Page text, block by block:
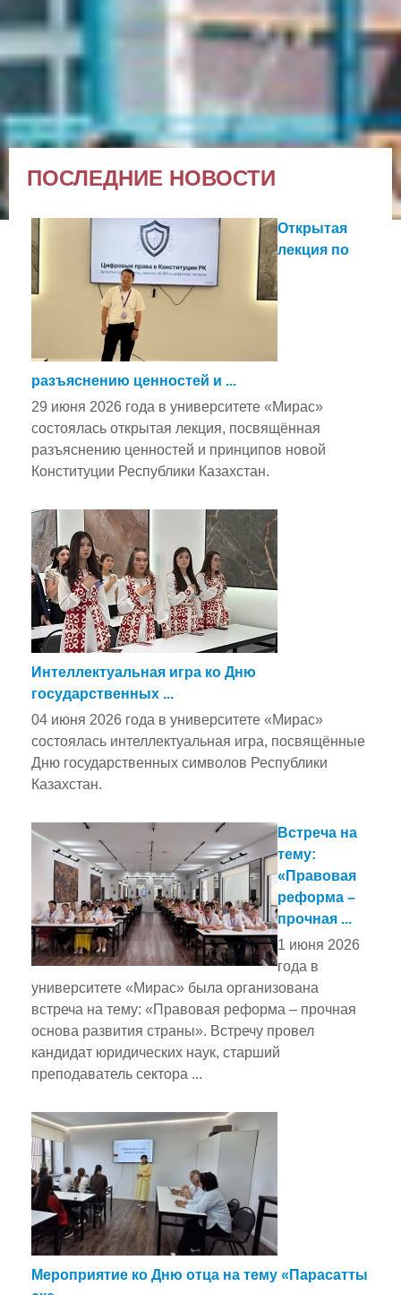
ПОСЛЕДНИЕ НОВОСТИ
Открытая
лекция по
разъяснению ценностей и ...
29 июня 2026 года в университете «Мирас»
состоялась открытая лекция, посвящённая
разъяснению ценностей и принципов новой
Конституции Республики Казахстан.
Интеллектуальная игра ко Дню
государственных ...
04 июня 2026 года в университете «Мирас»
состоялась интеллектуальная игра, посвящённые
Дню государственных символов Республики
Казахстан.
Встреча на
тему:
«Правовая
реформа –
прочная ...
1 июня 2026
года в
университете «Мирас» была организована
встреча на тему: «Правовая реформа – прочная
основа развития страны». Встречу провел
кандидат юридических наук, старший
преподаватель сектора ...
Мероприятие ко Дню отца на тему «Парасатты